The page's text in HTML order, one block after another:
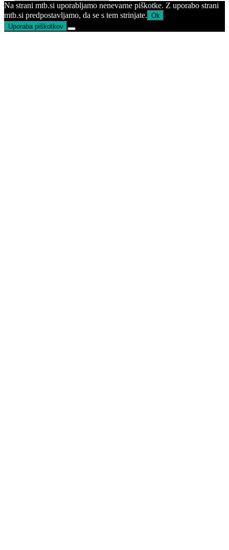
Na strani mtb.si uporabljamo nenevarne piškotke. Z uporabo strani
mtb.si predpostavljamo, da se s tem strinjate. Ok
Uporaba piškotkov